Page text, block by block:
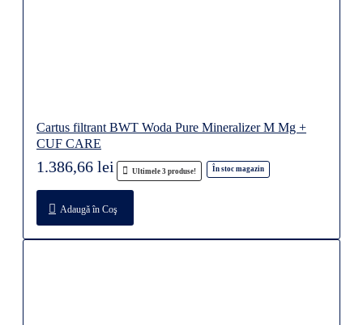
Cartus filtrant BWT Woda Pure Mineralizer M Mg +
CUF CARE
Ultimele 3 produse! În stoc magazin
1.386,66 lei
Adaugă în Coş